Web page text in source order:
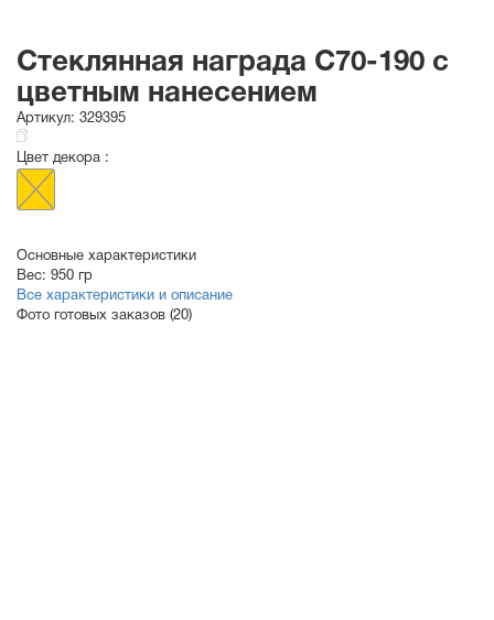
Стеклянная награда C70-190 с
цветным нанесением
Артикул: 329395
Цвет декора :
Основные характеристики
Вес: 950 гр
Все характеристики и описание
Фото готовых заказов (20)